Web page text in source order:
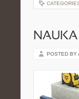
NAUKA
POSTED BY